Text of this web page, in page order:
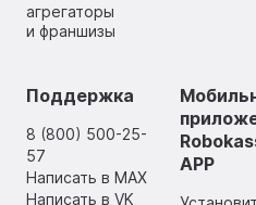
агрегаторы
и франшизы
Поддержка
8 (800) 500-25-
57
Написать в MAX
Написать в VK
APP